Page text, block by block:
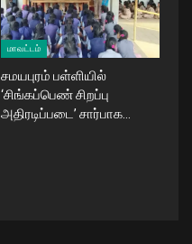
மாவட்டம்
சமயபுரம் பள்ளியில்
‘சிங்கப்பெண் சிறப்பு
அதிரடிப்படை’ சார்பாக…